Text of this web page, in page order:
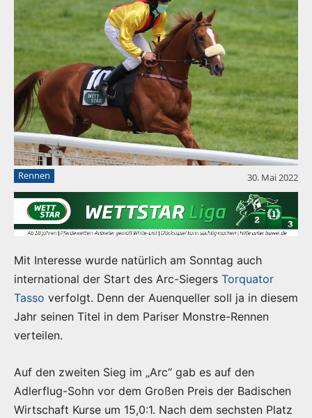
Rennen 30. Mai 2022
Mit Interesse wurde natürlich am Sonntag auch
international der Start des Arc-Siegers Torquator
Tasso verfolgt. Denn der Auenqueller soll ja in diesem
Jahr seinen Titel in dem Pariser Monstre-Rennen
verteilen.
Auf den zweiten Sieg im „Arc“ gab es auf den
Adlerflug-Sohn vor dem Großen Preis der Badischen
Wirtschaft Kurse um 15,0:1. Nach dem sechsten Platz